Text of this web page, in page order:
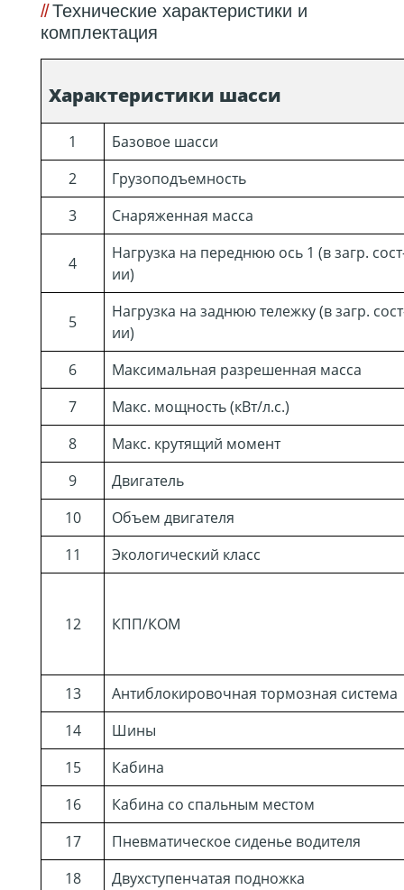
Технические характеристики и
комплектация
Характеристики шасси
1
Базовое шасси
2
Грузоподъемность
3
Снаряженная масса
4
Нагрузка на переднюю ось 1 (в загр.
ии)
5
Нагрузка на заднюю тележку (в загр.
ии)
6
Максимальная разрешенная масса
7
Макс. мощность (кВт/л.с.)
8
Макс. крутящий момент
9
Двигатель
10
Объем двигателя
11
Экологический класс
12 КПП/КОМ
13
Антиблокировочная тормозная система
14
Шины
15
Кабина
16
Кабина со спальным местом
17
Пневматическое сиденье водителя
18
Двухступенчатая подножка